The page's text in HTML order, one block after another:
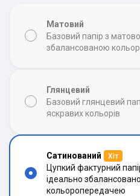
Матовий
Базовий папір з
збалансованою
Глянцевий
Базовий глянцевий
яскравих кольорів
Сатинований Хіт
Цупкий фактурний
ідеально
кольоропередачею